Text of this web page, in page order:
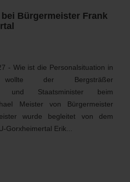
Bürgermeister Frank
- Wie ist die Personalsituation in
der Bergsträßer
und Staatsminister beim
Meister von Bürgermeister
wurde begleitet von dem
Gorxheimertal Erik...